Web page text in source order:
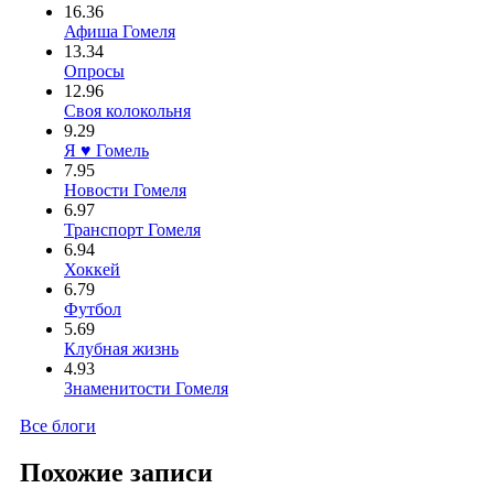
16.36
Афиша Гомеля
13.34
Опросы
12.96
Своя колокольня
9.29
Я ♥ Гомель
7.95
Новости Гомеля
6.97
Транспорт Гомеля
6.94
Хоккей
6.79
Футбол
5.69
Клубная жизнь
4.93
Знаменитости Гомеля
Все блоги
Похожие записи